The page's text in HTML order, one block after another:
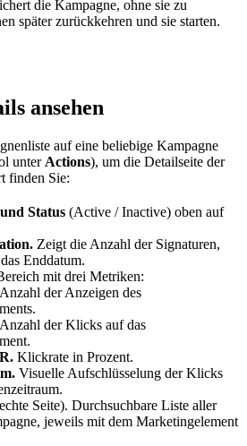
die Kampagne, ohne sie zu
später zurückkehren und sie starten.
ansehen
auf eine beliebige Kampagne
unter Actions), um die Detailseite der
finden Sie:
Status (Active / Inactive) oben auf
Zeigt die Anzahl der Signaturen,
Enddatum.
mit drei Metriken:
Anzahl der Anzeigen des
Anzahl der Klicks auf das
Klickrate in Prozent.
Visuelle Aufschlüsselung der Klicks
Seite). Durchsuchbare Liste aller
jeweils mit dem Marketingelement